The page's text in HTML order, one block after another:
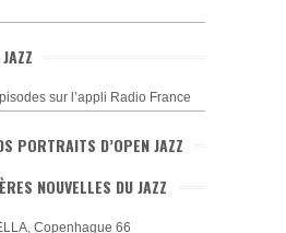
sur l’appli Radio France
PORTRAITS D’OPEN JAZZ
NOUVELLES DU JAZZ
Copenhague 66